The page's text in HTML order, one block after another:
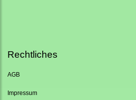
Rechtliches
AGB
Impressum